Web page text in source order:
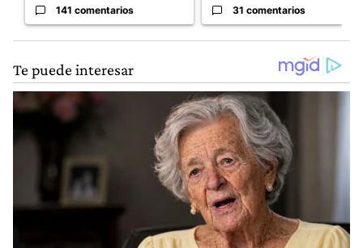
141 comentarios 31 comentarios